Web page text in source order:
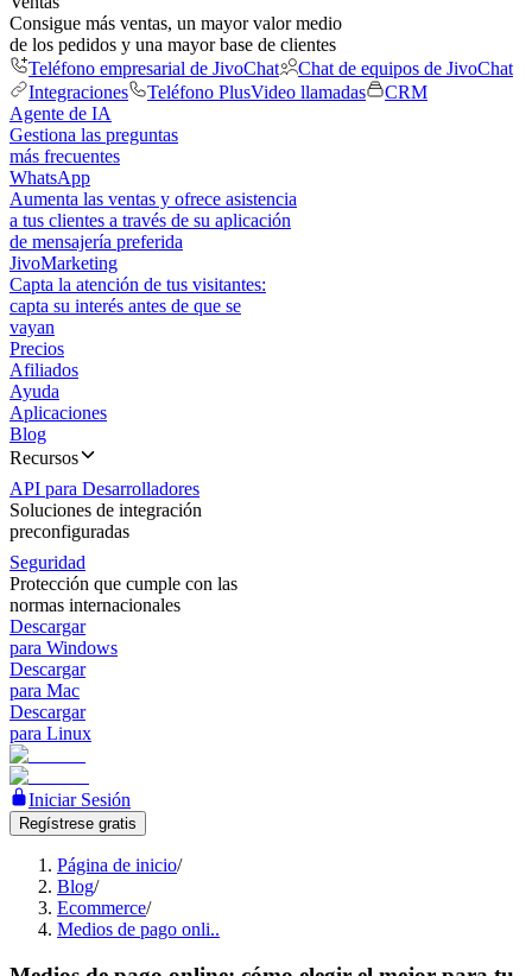
Consigue más ventas, un mayor valor medio
de los pedidos y una mayor base de clientes
Teléfono empresarial de JivoChat
Chat de equipos de JivoChat
Integraciones
Teléfono PlusVideo llamadas
CRM
Agente de IA
Gestiona las preguntas
más frecuentes
WhatsApp
Aumenta las ventas y ofrece asistencia
a tus clientes a través de su aplicación
de mensajería preferida
JivoMarketing
Capta la atención de tus visitantes:
capta su interés antes de que se
vayan
Precios
Afiliados
Ayuda
Aplicaciones
Blog
Recursos
API para Desarrolladores
Soluciones de integración
preconfiguradas
Seguridad
Protección que cumple con las
normas internacionales
Descargar
para Windows
Descargar
para Mac
Descargar
para Linux
Iniciar Sesión
Regístrese gratis
Página de inicio/
Blog/
Ecommerce/
Medios de pago onli..